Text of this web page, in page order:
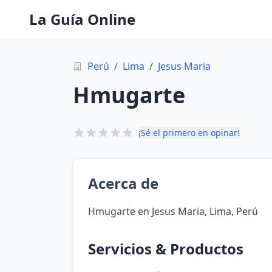
La Guía Online
Perú / Lima / Jesus Maria
Hmugarte
¡Sé el primero en opinar!
Acerca de
Hmugarte en Jesus Maria, Lima, Perú
Servicios & Productos